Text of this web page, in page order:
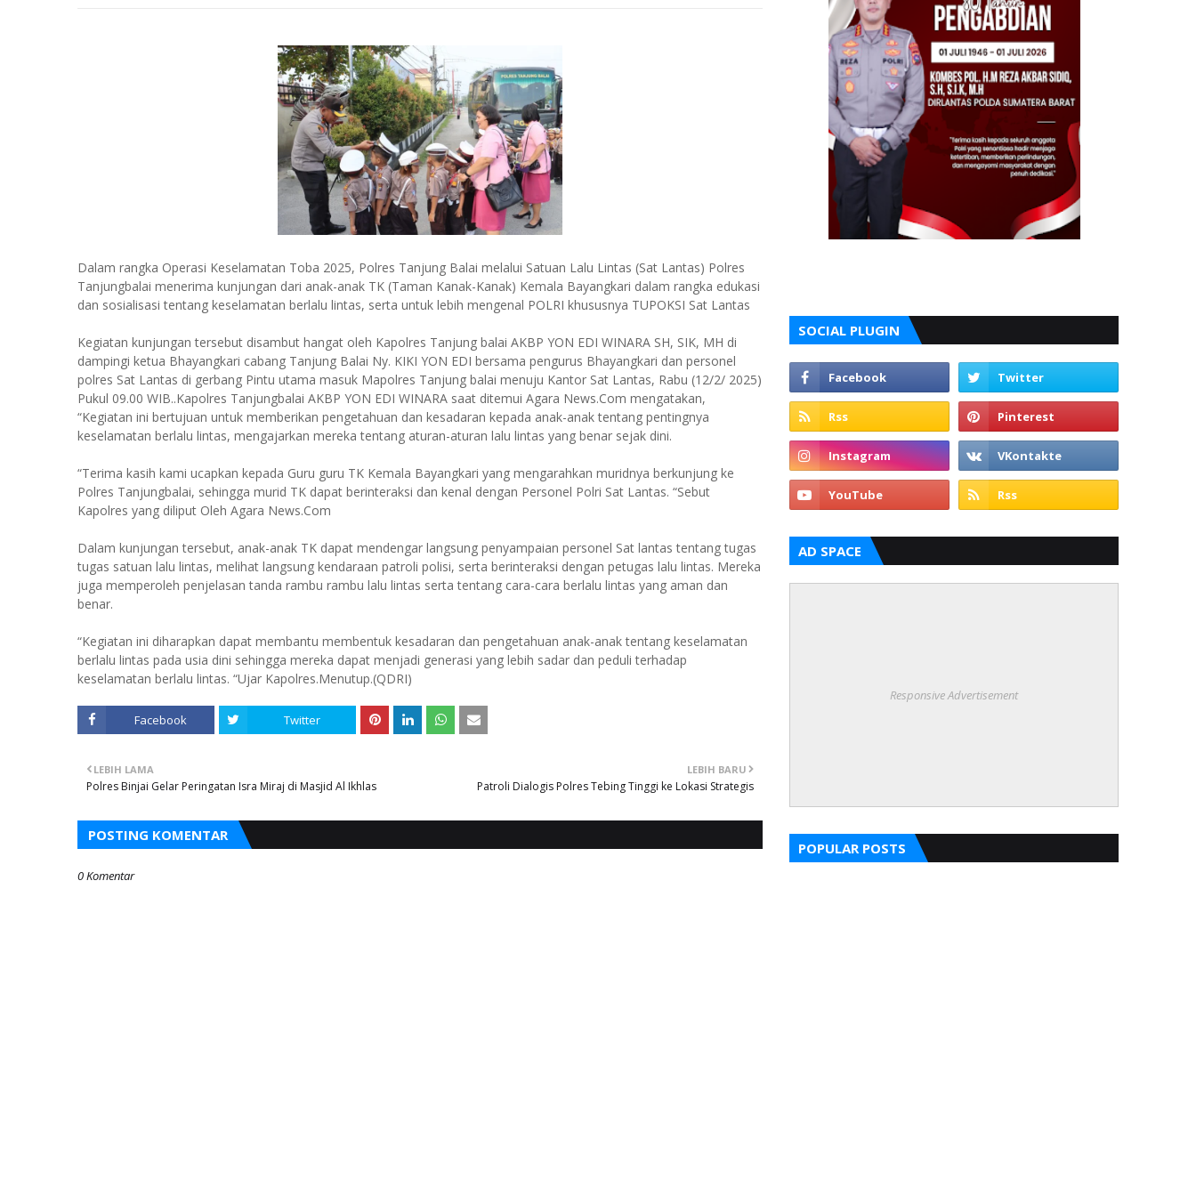
Dalam rangka Operasi Keselamatan Toba 2025, Polres Tanjung Balai melalui Satuan Lalu Lintas (Sat Lantas) Polres
Tanjungbalai menerima kunjungan dari anak-anak TK (Taman Kanak-Kanak) Kemala Bayangkari dalam rangka edukasi
dan sosialisasi tentang keselamatan berlalu lintas, serta untuk lebih mengenal POLRI khususnya TUPOKSI Sat Lantas
Kegiatan kunjungan tersebut disambut hangat oleh Kapolres Tanjung balai AKBP YON EDI WINARA SH, SIK, MH di
dampingi ketua Bhayangkari cabang Tanjung Balai Ny. KIKI YON EDI bersama pengurus Bhayangkari dan personel
polres Sat Lantas di gerbang Pintu utama masuk Mapolres Tanjung balai menuju Kantor Sat Lantas, Rabu (12/2/ 2025)
Pukul 09.00 WIB..Kapolres Tanjungbalai AKBP YON EDI WINARA saat ditemui Agara News.Com mengatakan,
“Kegiatan ini bertujuan untuk memberikan pengetahuan dan kesadaran kepada anak-anak tentang pentingnya
keselamatan berlalu lintas, mengajarkan mereka tentang aturan-aturan lalu lintas yang benar sejak dini.
“Terima kasih kami ucapkan kepada Guru guru TK Kemala Bayangkari yang mengarahkan muridnya berkunjung ke
Polres Tanjungbalai, sehingga murid TK dapat berinteraksi dan kenal dengan Personel Polri Sat Lantas. “Sebut
Kapolres yang diliput Oleh Agara News.Com
Dalam kunjungan tersebut, anak-anak TK dapat mendengar langsung penyampaian personel Sat lantas tentang tugas
tugas satuan lalu lintas, melihat langsung kendaraan patroli polisi, serta berinteraksi dengan petugas lalu lintas. Mereka
juga memperoleh penjelasan tanda rambu rambu lalu lintas serta tentang cara-cara berlalu lintas yang aman dan
benar.
“Kegiatan ini diharapkan dapat membantu membentuk kesadaran dan pengetahuan anak-anak tentang keselamatan
berlalu lintas pada usia dini sehingga mereka dapat menjadi generasi yang lebih sadar dan peduli terhadap
keselamatan berlalu lintas. “Ujar Kapolres.Menutup.(QDRI)
Facebook Twitter
LEBIH BARU
Patroli Dialogis Polres Tebing Tinggi ke Lokasi Strategis
LEBIH LAMA
Polres Binjai Gelar Peringatan Isra Miraj di Masjid Al Ikhlas
POSTING KOMENTAR
0 Komentar
SOCIAL PLUGIN
AD SPACE
Responsive Advertisement
POPULAR POSTS